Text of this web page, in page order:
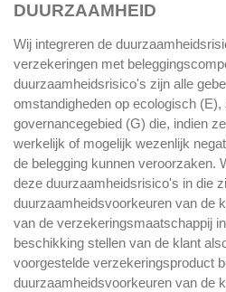
DUURZAAMHEID
Wij integreren de
verzekeringen met
duurzaamheidsrisico's zijn alle
omstandigheden op ecologisch (E),
governancegebied (G) die, indien
werkelijk of mogelijk wezenlijk
de belegging kunnen veroorzaken.
deze duurzaamheidsrisico's in die
duurzaamheidsvoorkeuren van de
van de verzekeringsmaatschappij
beschikking stellen van de klant
voorgestelde verzekeringsproduct
duurzaamheidsvoorkeuren van de